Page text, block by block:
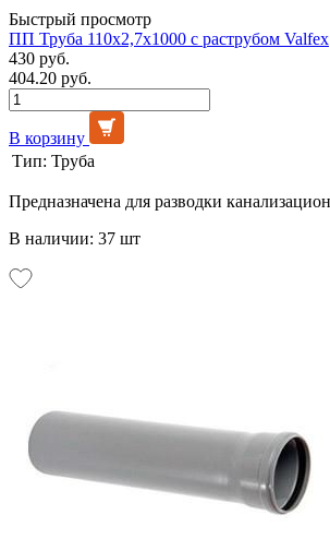
Быстрый просмотр
ПП Труба 110х2,7х1000 с раструбом Valfex
430 руб.
404.20 руб.
В корзину
Тип: Труба
Предназначена для разводки
В наличии: 37 шт